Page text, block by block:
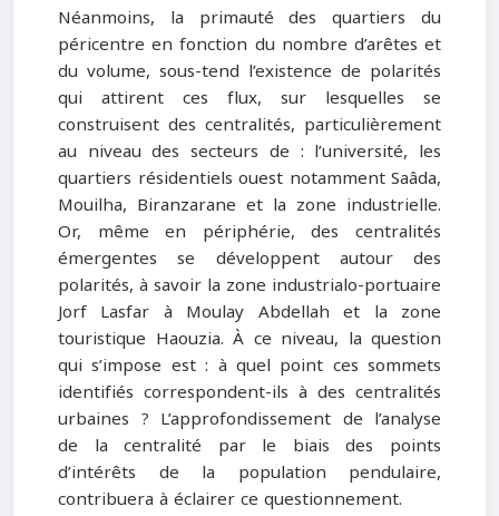
Néanmoins, la primauté des quartiers du
péricentre en fonction du nombre d’arêtes et
du volume, sous-tend l’existence de polarités
qui attirent ces flux, sur lesquelles se
construisent des centralités, particulièrement
au niveau des secteurs de : l’université, les
quartiers résidentiels ouest notamment Saâda,
Mouilha, Biranzarane et la zone industrielle.
Or, même en périphérie, des centralités
émergentes se développent autour des
polarités, à savoir la zone industrialo-portuaire
Jorf Lasfar à Moulay Abdellah et la zone
touristique Haouzia. À ce niveau, la question
qui s’impose est : à quel point ces sommets
identifiés correspondent-ils à des centralités
urbaines ? L’approfondissement de l’analyse
de la centralité par le biais des points
d’intérêts de la population pendulaire,
contribuera à éclairer ce questionnement.